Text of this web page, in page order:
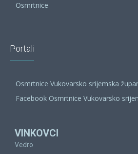
Osmrtnice
Portali
Osmrtnice Vukovarsko srijemska
Facebook Osmrtnice Vukovarsko
VINKOVCI
Vedro